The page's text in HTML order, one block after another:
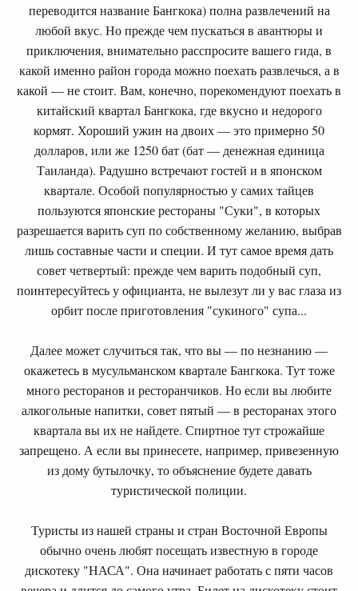
переводится название Бангкока) полна развлечений на
любой вкус. Но прежде чем пускаться в авантюры и
приключения, внимательно расспросите вашего гида, в
какой именно район города можно поехать развлечься, а в
какой — не стоит. Вам, конечно, порекомендуют поехать в
китайский квартал Бангкока, где вкусно и недорого
кормят. Хороший ужин на двоих — это примерно 50
долларов, или же 1250 бат (бат — денежная единица
Таиланда). Радушно встречают гостей и в японском
квартале. Особой популярностью у самих тайцев
пользуются японские рестораны "Суки", в которых
разрешается варить суп по собственному желанию, выбрав
лишь составные части и специи. И тут самое время дать
совет четвертый: прежде чем варить подобный суп,
поинтересуйтесь у официанта, не вылезут ли у вас глаза из
орбит после приготовления "сукиного" супа...
Далее может случиться так, что вы — по незнанию —
окажетесь в мусульманском квартале Бангкока. Тут тоже
много ресторанов и ресторанчиков. Но если вы любите
алкогольные напитки, совет пятый — в ресторанах этого
квартала вы их не найдете. Спиртное тут строжайше
запрещено. А если вы принесете, например, привезенную
из дому бутылочку, то объяснение будете давать
туристической полиции.
Туристы из нашей страны и стран Восточной Европы
обычно очень любят посещать известную в городе
дискотеку "НАСА". Она начинает работать с пяти часов